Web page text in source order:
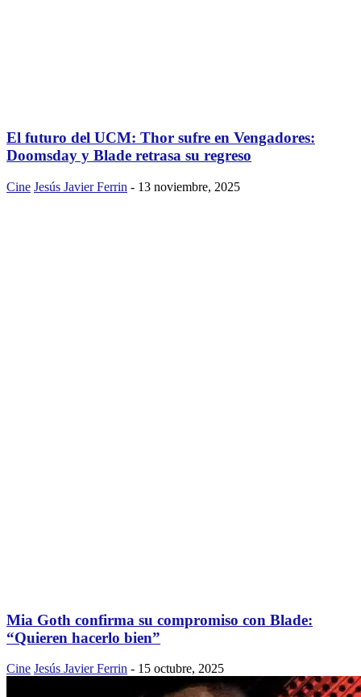
El futuro del UCM: Thor sufre en Vengadores:
Doomsday y Blade retrasa su regreso
Cine Jesús Javier Ferrin - 13 noviembre, 2025
Mia Goth confirma su compromiso con Blade:
“Quieren hacerlo bien”
Cine Jesús Javier Ferrin - 15 octubre, 2025